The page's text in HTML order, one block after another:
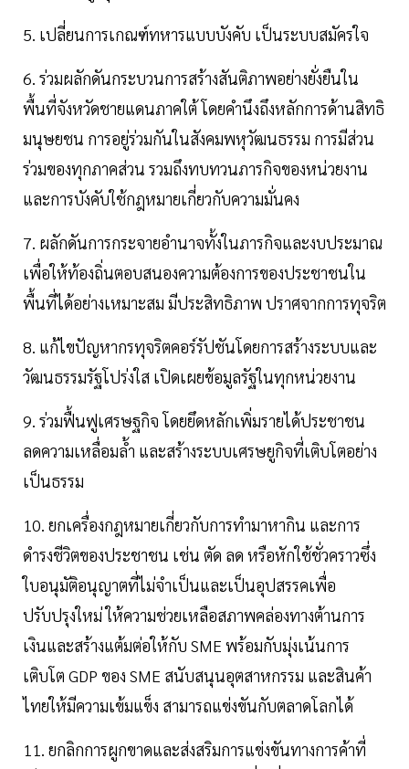
5. เปลี่ยนการเกณฑ์ทหารแบบบังคับ เป็นระบบสมัครใจ
6. ร่วมผลักดันกระบวนการสร้างสันติภาพอย่างยั่งยืนใน
พื้นที่จังหวัดชายแดนภาคใต้ โดยคำนึงถึงหลักการด้านสิทธิ
มนุษยชน การอยู่ร่วมกันในสังคมพหุวัฒนธรรม การมีส่วน
ร่วมของทุกภาคส่วน รวมถึงทบทวนภารกิจของหน่วยงาน
และการบังคับใช้กฎหมายเกี่ยวกับความมั่นคง
7. ผลักดันการกระจายอำนาจทั้งในภารกิจและงบประมาณ
เพื่อให้ท้องถิ่นตอบสนองความต้องการของประชาชนใน
พื้นที่ได้อย่างเหมาะสม มีประสิทธิภาพ ปราศจากการทุจริต
8. แก้ไขปัญหากรทุจริตคอร์รัปชันโดยการสร้างระบบและ
วัฒนธรรมรัฐโปร่งใส เปิดเผยข้อมูลรัฐในทุกหน่วยงาน
9. ร่วมฟื้นฟูเศรษฐกิจ โดยยึดหลักเพิ่มรายได้ประชาชน
ลดความเหลื่อมล้ำ และสร้างระบบเศรษยูกิจที่เติบโตอย่าง
เป็นธรรม
10. ยกเครื่องกฎหมายเกี่ยวกับการทำมาหากิน และการ
ดำรงชีวิตของประชาชน เช่น ตัด ลด หรือหักใช้ชั่วคราวซึ่ง
ใบอนุมัติอนุญาตที่ไม่จำเป็นและเป็นอุปสรรคเพื่อ
ปรับปรุงใหม่ ให้ความช่วยเหลือสภาพคล่องทางต้านการ
เงินและสร้างแต้มต่อให้กับ SME พร้อมกับมุ่งเน้นการ
เติบโต GDP ของ SME สนับสนุนอุตสาหกรรม และสินค้า
ไทยให้มีความเข้มแข็ง สามารถแข่งขันกับตลาดโลกได้
11. ยกลิกการผูกขาดและส่งสริมการแข่งขันทางการค้าที่